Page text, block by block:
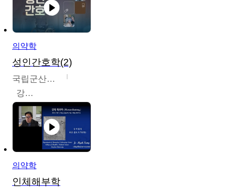
의약학
성인간호학(2)
국립군산대학교
강경아
의약학
인체해부학